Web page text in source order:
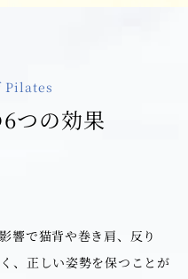
Pilates
つの効果
響で猫背や巻き肩、反り
、正しい姿勢を保つことが